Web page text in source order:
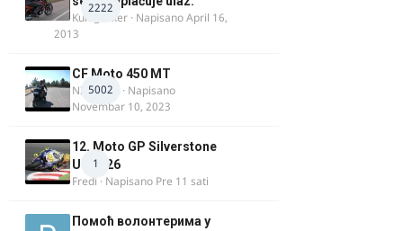
2222
Kum_Mixer · NapisanoApril 16,
2013
5002
CF Moto 450 MT
NIKOLA 1
· Napisano
Novembar 10, 2023
1
12. Moto GP Silverstone
UK 2026
Fredi · Napisano Pre 11 sati
Помоћ волонтерима у